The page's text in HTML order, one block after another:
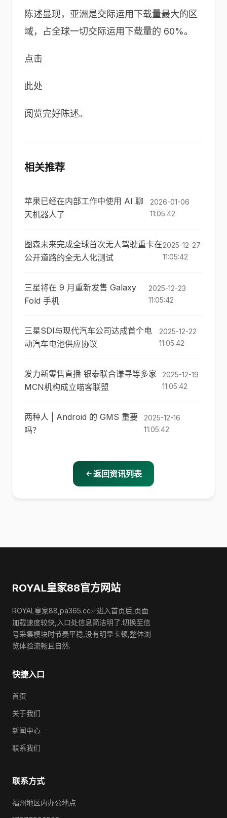
陈述显现，亚洲是交际运用下载量最大的区
域，占全球一切交际运用下载量的 60%。
点击
此处
阅览完好陈述。
相关推荐
苹果已经在内部工作中使用 AI 聊
天机器人了
2026-01-06
11:05:42
图森未来完成全球首次无人驾驶重卡在
公开道路的全无人化测试
2025-12-27
11:05:42
三星将在 9 月重新发售 Galaxy
Fold 手机
2025-12-23
11:05:42
三星SDI与现代汽车公司达成首个电
动汽车电池供应协议
2025-12-22
11:05:42
发力新零售直播 银泰联合谦寻等多家
MCN机构成立喵客联盟
2025-12-19
11:05:42
两种人 | Android 的 GMS 重要
吗？
2025-12-16
11:05:42
返回资讯列表
ROYAL皇家88官方网站
ROYAL皇家88,pa365.cc✅进入首页后,页面
加载速度较快,入口处信息简洁明了.切换至信
号采集模块时节奏平稳,没有明显卡顿,整体浏
览体验流畅且自然.
快捷入口
首页
关于我们
新闻中心
联系我们
联系方式
福州地区内办公地点